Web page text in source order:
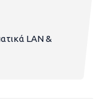
LAN &